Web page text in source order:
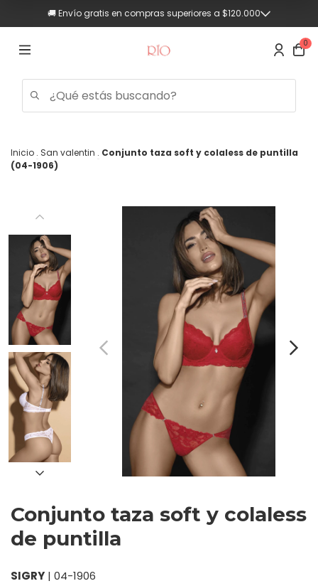
💳 Hasta 3 cuotas sin interés (Compras superiores a $90.000)
🚚 Envío gratis en compras superiores a $120.000
0
Inicio . San valentin . Conjunto taza soft y colaless de puntilla
(04-1906)
Conjunto taza soft y colaless
de puntilla
SIGRY | 04-1906